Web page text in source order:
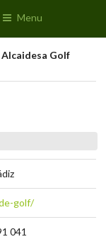
Menu
Golf
golf/
041